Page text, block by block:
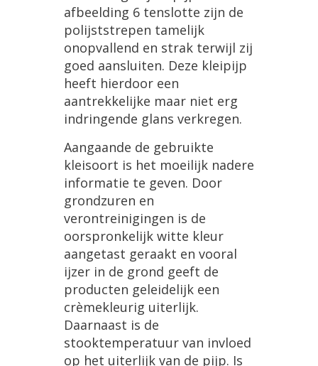
afbeelding 6 tenslotte zijn de
polijststrepen tamelijk
onopvallend en strak terwijl zij
goed aansluiten. Deze kleipijp
heeft hierdoor een
aantrekkelijke maar niet erg
indringende glans verkregen.
Aangaande de gebruikte
kleisoort is het moeilijk nadere
informatie te geven. Door
grondzuren en
verontreinigingen is de
oorspronkelijk witte kleur
aangetast geraakt en vooral
ijzer in de grond geeft de
producten geleidelijk een
crèmekleurig uiterlijk.
Daarnaast is de
stooktemperatuur van invloed
op het uiterlijk van de pijp. Is